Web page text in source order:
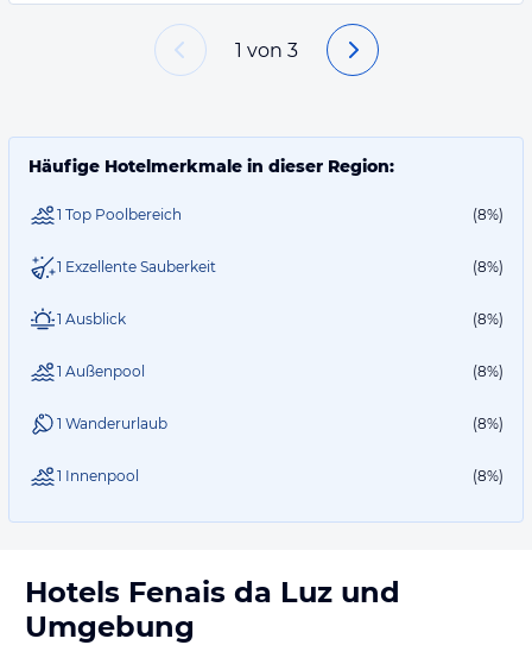
1 von 3
Häufige Hotelmerkmale in dieser Region:
1 Top Poolbereich (8%)
1 Exzellente Sauberkeit (8%)
1 Ausblick (8%)
1 Außenpool (8%)
1 Wanderurlaub (8%)
1 Innenpool (8%)
Hotels Fenais da Luz und
Umgebung